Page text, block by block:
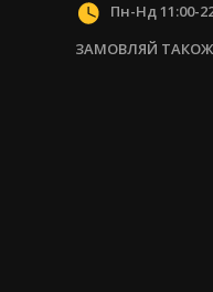
Пн-Нд 11:00-
ЗАМОВЛЯЙ